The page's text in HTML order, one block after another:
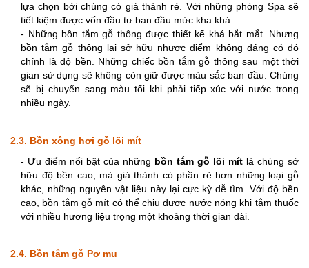
lựa chọn bởi chúng có giá thành rẻ. Với những phòng Spa sẽ
tiết kiệm được vốn đầu tư ban đầu mức kha khá.
- Những bồn tắm gỗ thông được thiết kế khá bắt mắt. Nhưng
bồn tắm gỗ thông lại sở hữu nhược điểm không đáng có đó
chính là độ bền. Những chiếc bồn tắm gỗ thông sau một thời
gian sử dụng sẽ không còn giữ được màu sắc ban đầu. Chúng
sẽ bị chuyển sang màu tối khi phải tiếp xúc với nước trong
nhiều ngày.
2.3. Bồn xông hơi gỗ lõi mít
- Ưu điểm nổi bật của những bồn tắm gỗ lõi mít là chúng sở
hữu độ bền cao, mà giá thành có phần rẻ hơn những loại gỗ
khác, những nguyên vật liệu này lại cực kỳ dễ tìm. Với độ bền
cao, bồn tắm gỗ mít có thể chịu được nước nóng khi tắm thuốc
với nhiều hương liệu trọng một khoảng thời gian dài.
2.4. Bồn tắm gỗ Pơ mu